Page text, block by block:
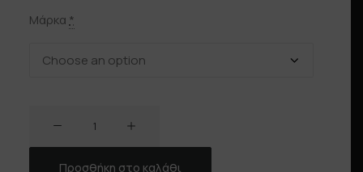
Μάρκα *
Προσθήκη στο καλάθι